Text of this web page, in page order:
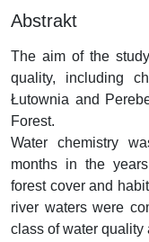
Abstrakt
The aim of the
quality, including
Łutownia and
Forest.
Water chemistry
months in the
forest cover and
river waters were
class of water quality